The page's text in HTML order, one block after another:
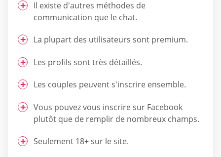
Il existe d'autres méthodes de
communication que le chat.
La plupart des utilisateurs sont premium.
Les profils sont très détaillés.
Les couples peuvent s'inscrire ensemble.
Vous pouvez vous inscrire sur Facebook
plutôt que de remplir de nombreux champs.
Seulement 18+ sur le site.